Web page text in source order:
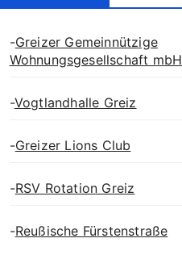
-Greizer Gemeinnützige
Wohnungsgesellschaft mbH
-Vogtlandhalle Greiz
-Greizer Lions Club
-RSV Rotation Greiz
-Reußische Fürstenstraße